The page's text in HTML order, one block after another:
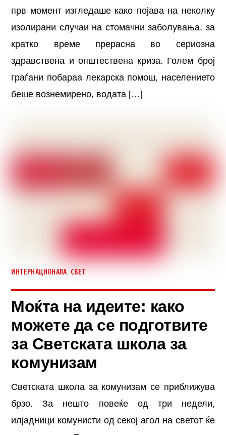
прв момент изгледаше како појава на неколку
изолирани случаи на стомачни заболувања, за
кратко време прерасна во сериозна
здравствена и општествена криза. Голем број
граѓани побараа лекарска помош, населението
беше вознемирено, водата […]
ИНТЕРНАЦИОНАЛА СВЕТ
Моќта на идеите: како
можете да се подготвите
за Светската школа за
комунизам
Светската школа за комунизам се приближува
брзо. За нешто повеќе од три недели,
илјадници комунисти од секој агол на светот ќе